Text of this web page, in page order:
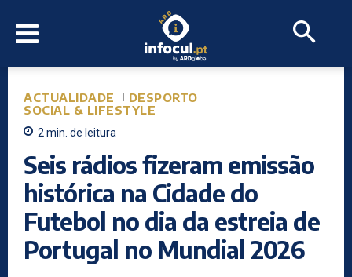
ACTUALIDADE
DESPORTO
SOCIAL & LIFESTYLE
2min. de leitura
Seis rádios fizeram emissão
histórica na Cidade do
Futebol no dia da estreia de
Portugal no Mundial 2026